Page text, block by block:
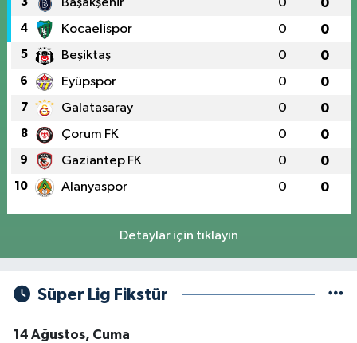
Başakşehir 0 0
4 Kocaelispor 0 0
5 Beşiktaş 0 0
6 Eyüpspor 0 0
7 Galatasaray 0 0
8 Çorum FK 0 0
9 Gaziantep FK 0 0
10 Alanyaspor 0 0
Detaylar için tıklayın
Süper Lig Fikstür
14 Ağustos, Cuma